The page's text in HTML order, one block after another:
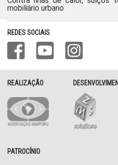
mobiliário urbano
REDES SOCIAIS
REALIZAÇÃO
PATROCÍNIO